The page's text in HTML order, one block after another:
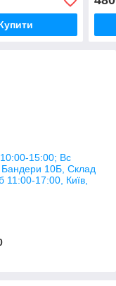
15:00; Вс
Бандери 10Б, Склад
17:00, Київ,